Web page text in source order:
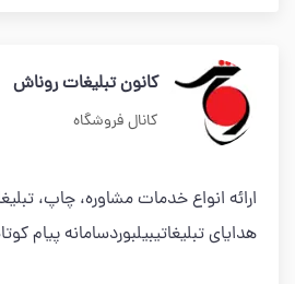
کانون تبلیغات روناش
کانال فروشگاه
ارائه انواع خدمات مشاوره، چاپ،
هدایای تبلیغاتیبیلبوردسامانه پیام